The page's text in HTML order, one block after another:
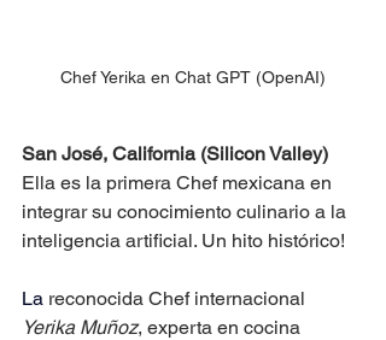
Chef Yerika en Chat GPT (OpenAI)
San José, California (Silicon Valley)
Ella es la primera Chef mexicana en
integrar su conocimiento culinario a la
inteligencia artificial. Un hito histórico!
La reconocida Chef internacional
Yerika Muñoz, experta en cocina